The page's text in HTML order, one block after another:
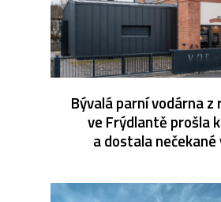
Bývalá parní vodárna
ve Frýdlantě prošla
a dostala